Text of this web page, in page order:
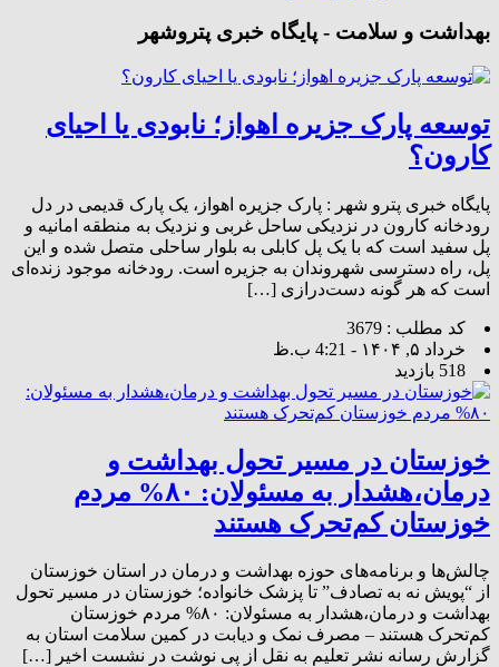
بهداشت و سلامت - پایگاه خبری پتروشهر
توسعه پارک جزیره اهواز؛ نابودی یا احیای
کارون؟
پایگاه خبری پترو شهر : پارک جزیره اهواز، یک پارک قدیمی در دل
رودخانه کارون در نزدیکی ساحل غربی و نزدیک به منطقه امانیه و
پل سفید است که با یک پل کابلی به بلوار ساحلی متصل شده و این
پل، راه دسترسی شهروندان به جزیره است. رودخانه موجود زنده‌ای
است که هر گونه دست‌درازی […]
کد مطلب : 3679
خرداد ۵, ۱۴۰۴ - 4:21 ب.ظ
518 بازدید
خوزستان در مسیر تحول بهداشت و
درمان،هشدار به مسئولان: ۸۰% مردم
خوزستان کم‌تحرک هستند
چالش‌ها و برنامه‌های حوزه بهداشت و درمان در استان خوزستان
از “پویش نه به تصادف” تا پزشک خانواده؛ خوزستان در مسیر تحول
بهداشت و درمان،هشدار به مسئولان: ۸۰% مردم خوزستان
کم‌تحرک هستند – مصرف نمک و دیابت در کمین سلامت استان به
گزارش رسانه نشر تعلیم به نقل از پی نوشت در نشست اخیر […]